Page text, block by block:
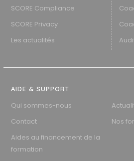
Ageris GROUP anime un webinar
nouvelle Directive NIS2 : 5 étapes
SCORE Compliance
SCORE Privacy
Les actualités
AIDE & SUPPORT
Qui sommes-nous
Contact
Nos
Aides au financement de la
formation